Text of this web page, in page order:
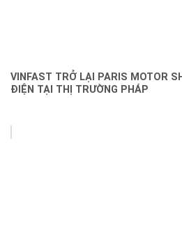
VINFAST TRỞ LẠI PARIS MOTOR
ĐIỆN TẠI THỊ TRƯỜNG PHÁP